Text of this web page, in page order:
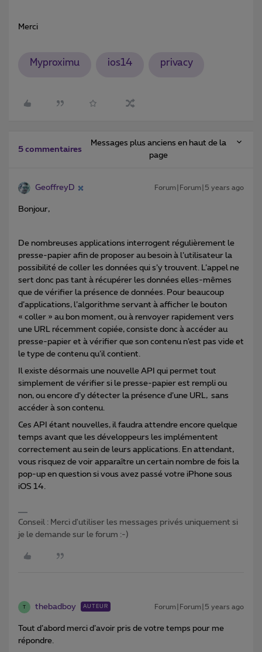
Merci
Myproximu ios14 privacy
5 commentaires
Messages plus anciens en haut de la
page
GeoffreyD Forum|Forum|5 years ago
Bonjour,
De nombreuses applications interrogent régulièrement le
presse-papier afin de proposer au besoin à l’utilisateur la
possibilité de coller les données qui s’y trouvent. L’appel ne
sert donc pas tant à récupérer les données elles-mêmes
que de vérifier la présence de données. Pour beaucoup
d’applications, l’algorithme servant à afficher le bouton
« coller » au bon moment, ou à renvoyer rapidement vers
une URL récemment copiée, consiste donc à accéder au
presse-papier et à vérifier que son contenu n’est pas vide et
le type de contenu qu’il contient.
Il existe désormais une nouvelle API qui permet tout
simplement de vérifier si le presse-papier est rempli ou
non, ou encore d’y détecter la présence d’une URL, sans
accéder à son contenu.
Ces API étant nouvelles, il faudra attendre encore quelque
temps avant que les développeurs les implémentent
correctement au sein de leurs applications. En attendant,
vous risquez de voir apparaître un certain nombre de fois la
pop-up en question si vous avez passé votre iPhone sous
iOS 14.
Conseil : Merci d'utiliser les messages privés uniquement si
je le demande sur le forum :-)
T thebadboy AUTEUR Forum|Forum|5 years ago
Tout d’abord merci d’avoir pris de votre temps pour me
répondre.